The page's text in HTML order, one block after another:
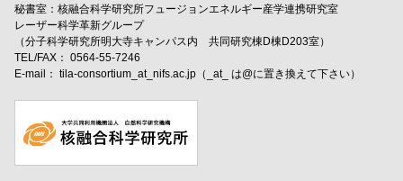
秘書室：核融合科学研究所フュージョンエネルギー産学連携研究室
レーザー科学革新グループ
（分子科学研究所明大寺キャンパス内 共同研究棟D棟D203室）
TEL/FAX： 0564-55-7246
E-mail： tila-consortium_at_nifs.ac.jp（_at_ は@に置き換えて下さい）